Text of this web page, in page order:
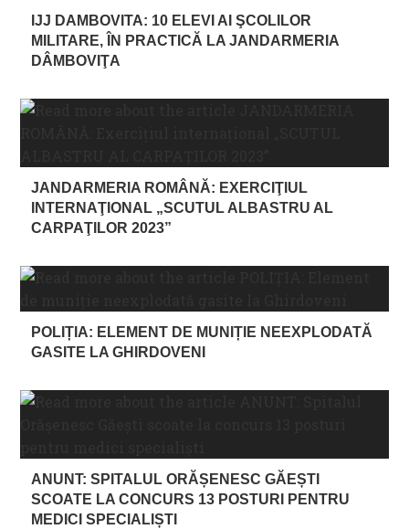
IJJ DAMBOVITA: 10 ELEVI AI ŞCOLILOR
MILITARE, ÎN PRACTICĂ LA JANDARMERIA
DÂMBOVIŢA
JANDARMERIA ROMÂNĂ: EXERCIŢIUL
INTERNAŢIONAL „SCUTUL ALBASTRU AL
CARPAŢILOR 2023”
POLIȚIA: ELEMENT DE MUNIȚIE NEEXPLODATĂ
GASITE LA GHIRDOVENI
ANUNT: SPITALUL ORĂȘENESC GĂEȘTI
SCOATE LA CONCURS 13 POSTURI PENTRU
MEDICI SPECIALIȘTI